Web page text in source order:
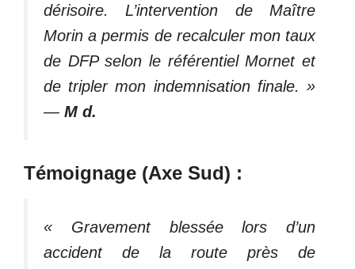
dérisoire. L’intervention de Maître
Morin a permis de recalculer mon taux
de DFP selon le référentiel Mornet et
de tripler mon indemnisation finale. »
— M d.
Témoignage (Axe Sud) :
« Gravement blessée lors d’un
accident de la route près de